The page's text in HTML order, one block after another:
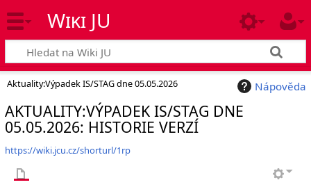
Wiki JU
Nápověda
Aktuality:Výpadek IS/STAG dne 05.05.2026
AKTUALITY:VÝPADEK IS/STAG DNE
05.05.2026: HISTORIE VERZÍ
https://wiki.jcu.cz/shorturl/1rp